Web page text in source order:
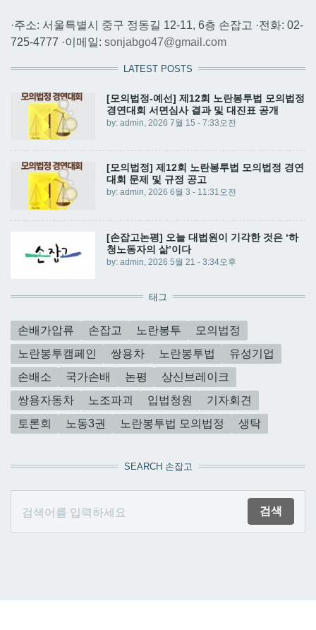
·주소: 서울특별시 중구 정동길 12-11, 6층 손잡고 ·전화: 02-
725-4777 ·이메일: sonjabgo47@gmail.com
LATEST POSTS
[모의법정-예선] 제12회 노란봉투법 모의법정
경연대회 서면심사 결과 및 대진표 공개
by: admin , 2026 7월 15 - 7:33오전
[모의법정] 제12회 노란봉투법 모의법정 경연
대회 문제 및 규정 공고
by: admin, 2026 6월 3 - 11:31오전
[손잡고논평] 오늘 대법원이 기각한 것은 ‘하
청노동자의 삶’이다
by: admin , 2026 5월 21 - 3:34오후
태그
손배가압류 손잡고 노란봉투
모의법정
노란봉투캠페인
쌍용차 노란봉투법
유성기업
손배소
국가손배 논평
상신브레이크
쌍용자동차
노조파괴 입법청원
기자회견
토론회
노동3권 노란봉투법 모의법정 생탁
SEARCH 손잡고